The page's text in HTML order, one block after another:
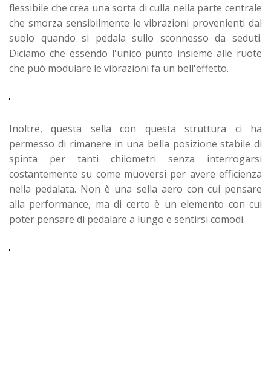
flessibile che crea una sorta di culla nella parte centrale
che smorza sensibilmente le vibrazioni provenienti dal
suolo quando si pedala sullo sconnesso da seduti.
Diciamo che essendo l'unico punto insieme alle ruote
che può modulare le vibrazioni fa un bell'effetto.
Inoltre, questa sella con questa struttura ci ha
permesso di rimanere in una bella posizione stabile di
spinta per tanti chilometri senza interrogarsi
costantemente su come muoversi per avere efficienza
nella pedalata. Non è una sella aero con cui pensare
alla performance, ma di certo è un elemento con cui
poter pensare di pedalare a lungo e sentirsi comodi.